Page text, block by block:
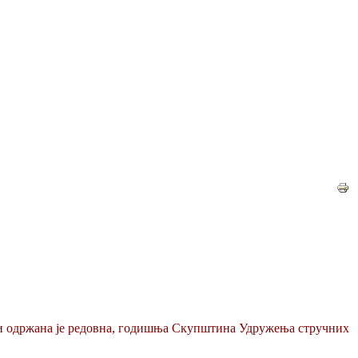
одржана је редовна, годишња Скупштина Удружења стручних